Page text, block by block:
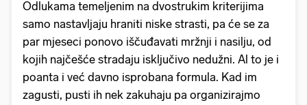
Odlukama temeljenim na dvostrukim kriterijima
samo nastavljaju hraniti niske strasti, pa će se za
par mjeseci ponovo iščuđavati mržnji i nasilju, od
kojih najčešće stradaju isključivo nedužni. Al to je i
poanta i već davno isprobana formula. Kad im
zagusti, pusti ih nek zakuhaju pa organizirajmo